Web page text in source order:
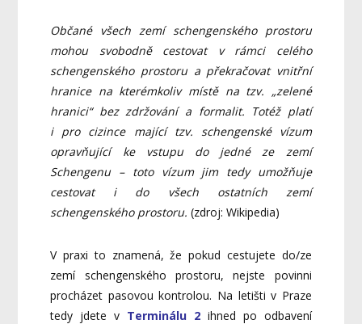
Občané všech zemí schengenského prostoru
mohou svobodně cestovat v rámci celého
schengenského prostoru a překračovat vnitřní
hranice na kterémkoliv místě na tzv. „zelené
hranici“ bez zdržování a formalit. Totéž platí
i pro cizince mající tzv. schengenské vízum
opravňující ke vstupu do jedné ze zemí
Schengenu – toto vízum jim tedy umožňuje
cestovat i do všech ostatních zemí
schengenského prostoru. (zdroj: Wikipedia)
V praxi to znamená, že pokud cestujete do/ze
zemí schengenského prostoru, nejste povinni
procházet pasovou kontrolou. Na letišti v Praze
tedy jdete v Terminálu 2ihned po odbavení